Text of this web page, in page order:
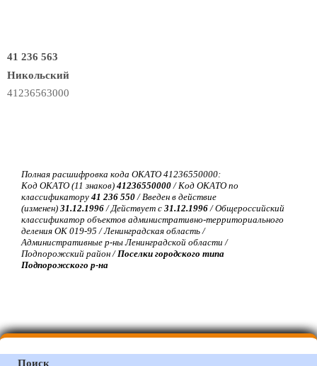
41 236 563
Никольский
41236563000
Полная расшифровка кода ОКАТО 41236550000:
Код ОКАТО (11 знаков) 41236550000/ Код ОКАТО по
классификатору 41 236 550/ Введен в действие
(изменен) 31.12.1996/ Действует с 31.12.1996/ Общероссийский
классификатор объектов административно-территориального
деления ОК 019-95 / Ленинградская область /
Административные р-ны Ленинградской области /
Подпорожский район /Поселки городского типа
Подпорожского р-на
Поиск